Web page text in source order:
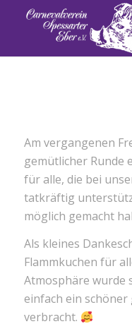
Am vergangenen
gemütlicher Runde
für alle, die bei
tatkräftig
möglich gemacht
Als kleines
Flammkuchen für
Atmosphäre wurde
einfach ein schöner
verbracht.